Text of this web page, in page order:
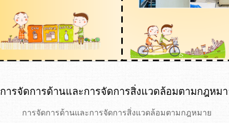
การจัดการด้านและการจัดการสิ่งแวดล้อมตามกฎหม
การจัดการด้านและการจัดการสิ่งแวดล้อมตามกฎหมาย